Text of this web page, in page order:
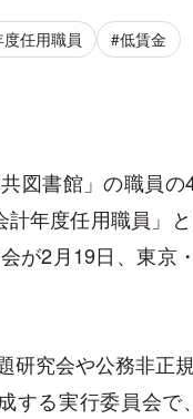
任用職員 #低賃金
図書館」の職員
年度任用職員」
が2月19日、東京
研究会や公務非正
する実行委員会